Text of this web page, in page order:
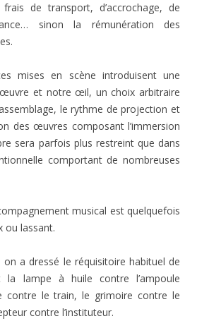
frais de transport, d’accrochage, de
sinon la rémunération des
mises en scène introduisent une
et notre œil, un choix arbitraire
le rythme de projection et
des œuvres composant l’immersion
sera parfois plus restreint que dans
comportant de nombreuses
musical est quelquefois
ou lassant.
a dressé le réquisitoire habituel de
la lampe à huile contre l’ampoule
contre le train, le grimoire contre le
contre l’instituteur.